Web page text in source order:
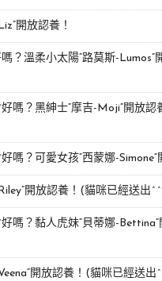
開放認養！
？溫柔小太陽“路莫斯-Lumos”
嗎？黑紳士“摩吉-Moji”開放認
嗎？可愛女孩“西蒙娜-Simone“
開放認養！(貓咪已經送出
嗎？黏人虎妹“貝蒂娜-Bettina”
開放認養！(貓咪已經送出